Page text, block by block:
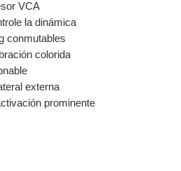
VCA
la dinámica
conmutables
colorida
externa
prominente